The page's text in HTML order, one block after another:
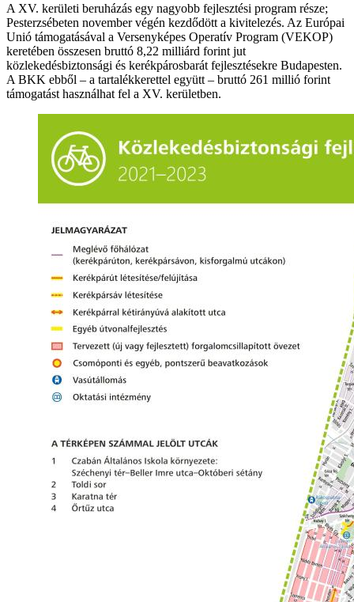
A XV. kerületi beruházás egy nagyobb fejlesztési program része;
Pesterzsébeten november végén kezdődött a kivitelezés. Az Európai
Unió támogatásával a Versenyképes Operatív Program (VEKOP)
keretében összesen bruttó 8,22 milliárd forint jut
közlekedésbiztonsági és kerékpárosbarát fejlesztésekre Budapesten.
A BKK ebből – a tartalékkerettel együtt – bruttó 261 millió forint
támogatást használhat fel a XV. kerületben.